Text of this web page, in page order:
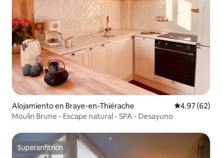
Alojamiento en Braye-en-Thiérache Calificación
4.97 (62)
Moulin Brune - Escape natural - SPA - Desayuno
Superanfitrión
Superanfitrión